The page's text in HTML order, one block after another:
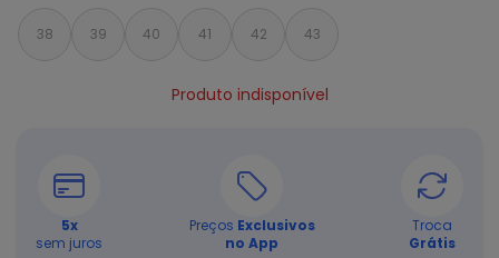
38 39 40 41 42 43
Produto indisponível
5x
sem juros
Preços Exclusivos
no App
Troca
Grátis